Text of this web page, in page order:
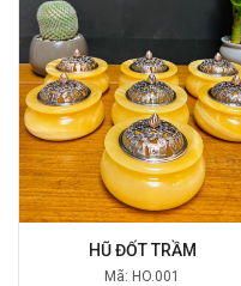
HŨ ĐỐT TRẦM
Mã: HO.001